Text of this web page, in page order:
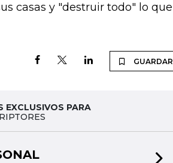
casas y "destruir todo" lo que
GUARDAR
EXCLUSIVOS PARA